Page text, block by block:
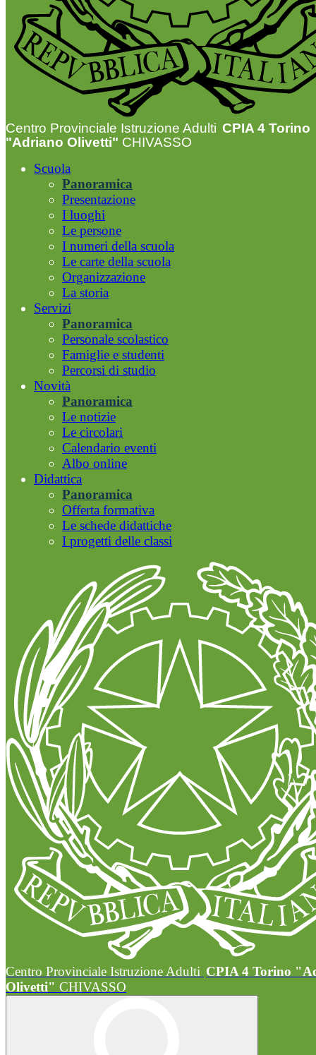
Centro Provinciale Istruzione Adulti CPIA 4 Torino
"Adriano Olivetti" CHIVASSO
Scuola
Panoramica
Presentazione
I luoghi
Le persone
I numeri della scuola
Le carte della scuola
Organizzazione
La storia
Servizi
Panoramica
Personale scolastico
Famiglie e studenti
Percorsi di studio
Novità
Panoramica
Le notizie
Le circolari
Calendario eventi
Albo online
Didattica
Panoramica
Offerta formativa
Le schede didattiche
I progetti delle classi
Centro Provinciale Istruzione Adulti CPIA 4 Torino
Olivetti" CHIVASSO